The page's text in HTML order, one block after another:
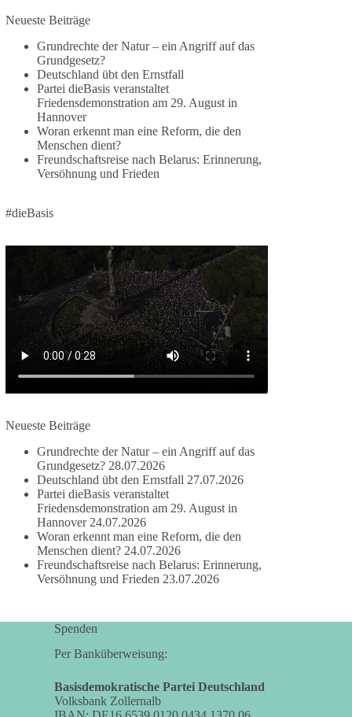
🕊 Wir wollen den Krieg mit Russland nicht!
Am 20. Juni 2026 fand in Berlin am
Brandenburger Tor die Demonstration mit dem
Motto „Russland ist nicht unser Feind“ statt.
Hier ein Auszug aus der Rede von der
Bundestagsabgeordneten Sevim Dağdelen
(BSW).
Revanchismus!“
👉 Hier geht es zum vollständigen Video:
https://www.youtube.com/live/a9hOswSNg4I?
si=2b_C6GgNY9EB-rXw
🟩🟩🟦🟦🟥🟥🟧🟧
❤️ Wir freuen uns über deine Unterstützung:
https://diebasis.de/spenden/
#dieBasis #frieden #russandistnichtunserFeind
377 168 37 Auf Facebook ansehen
DieBasis
2 Tage(n) zuvor
Wusstest du, dass ein guter Antrag nicht besser
oder schlechter wird, nur weil er von einer
bestimmten Partei kommt?
Pflege, Wirtschaft, Infrastruktur und die
Kommunen. Diese Probleme werden nicht
und erst danach auf den Inhalt geschaut wird.
Neueste Beiträge
Grundrechte der Natur – ein Angriff auf das
Grundgesetz?
Deutschland übt den Ernstfall
Partei dieBasis veranstaltet
Friedensdemonstration am 29. August in
Hannover
Woran erkennt man eine Reform, die den
Menschen dient?
Freundschaftsreise nach Belarus: Erinnerung,
Versöhnung und Frieden
#dieBasis
Neueste Beiträge
Grundrechte der Natur – ein Angriff auf das
Grundgesetz? 28.07.2026
Deutschland übt den Ernstfall 27.07.2026
Partei dieBasis veranstaltet
Friedensdemonstration am 29. August in
Hannover 24.07.2026
Woran erkennt man eine Reform, die den
Menschen dient? 24.07.2026
Freundschaftsreise nach Belarus: Erinnerung,
Versöhnung und Frieden 23.07.2026
Spenden
Per Banküberweisung:
Basisdemokratische Partei Deutschland
Volksbank Zollernalb